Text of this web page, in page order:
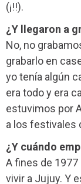
(¡!!).
¿Y llegaron a
No, no
grabarlo en
yo tenía algún
era todo y era
estuvimos por
a los festivales
¿Y cuándo
A fines de 1977
vivir a Jujuy. Y